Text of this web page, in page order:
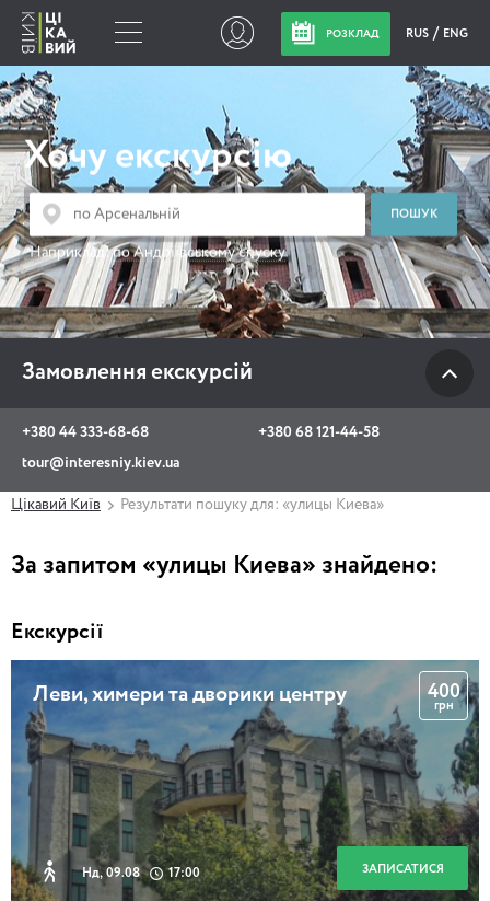
РОЗКЛАД RUS ENG
Хочу екскурсію
Наприклад:по Андріївському спуску
Замовлення екскурсій
+380 44 333-68-68
+380 68 121-44-58
tour@interesniy.kiev.ua
Замовлення
екскурсій
+380 44 333-68-68
+380 68 121-44-58
tour@interesniy.kiev.ua
з 10.00 до 19:30 щоденно
Viber WhatsApp
Цікавий Київ Результати пошуку для: «улицы Киева»
За запитом «улицы Киева» знайдено:
Екскурсії
Леви, химери та дворики центру
Нд, 09.08 17:00
400
грн
ЗАПИСАТИСЯ